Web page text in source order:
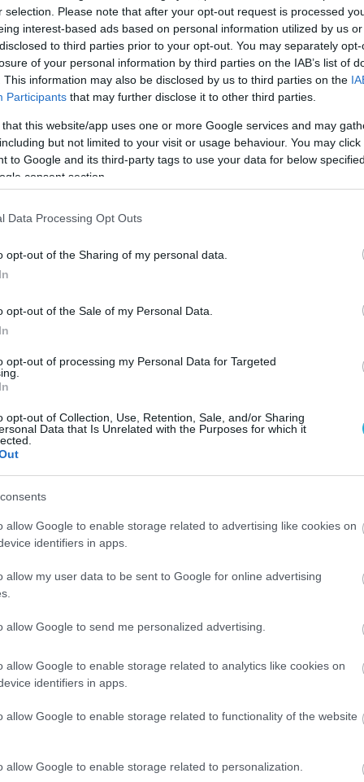
selection. Please note that after your opt-out request is processed
interest-based ads based on personal information utilized by us
to third parties prior to your opt-out. You may separately
of your personal information by third parties on the IAB’s list of
This information may also be disclosed by us to third parties on the
Participants that may further disclose it to other third parties.
that this website/app uses one or more Google services and may
but not limited to your visit or usage behaviour. You may
to Google and its third-party tags to use your data for below
consent section.
Data Processing Opt Outs
opt-out of the Sharing of my personal data.
opt-out of the Sale of my Personal Data.
opt-out of processing my Personal Data for Targeted
opt-out of Collection, Use, Retention, Sale, and/or Sharing
Data that Is Unrelated with the Purposes for which it
allow Google to enable storage related to advertising like cookies on
identifiers in apps.
allow my user data to be sent to Google for online advertising
allow Google to send me personalized advertising.
allow Google to enable storage related to analytics like cookies on
identifiers in apps.
allow Google to enable storage related to functionality of the website
allow Google to enable storage related to personalization.
διοίκηση του ΕΟΠΥΥ δεν κρύβει ένα τέτοιο
όπου λειτουργεί μία μονάδα υγείας
διακοπή των μισθωμάτων και μάλιστα
Εξάλλου με βάση τον προυπολογισμό,
20 εκατ. ευρώ μόνο σε ενοίκια. Στο πλαίσιο
θα μπει λουκέτο, αναμένεται να μετακινηθούν
παρουσιάζει κενά σε παροχές. Άλλωστε καιρό
η χώρα διαθέτει δικά της κτίρια που είναι
ποσά για ενοίκια.
θα είναι η γεωγραφική κάλυψη. Σε
κοντά σε νοσοκομείο και ο πληθυσμός
πιθανό είναι να εξαφανισθεί από το
όλα τα δεδομένα που υπάρχουν ώστε να είναι
με βάση τα γεωγραφικά κριτήρια. Ωστόσο η
ο χάρτης υγείας που φτιάχνεται εδώ και
στοιχεία.
που θα συγχωνευθεί, θα μπει σε καθεστώς